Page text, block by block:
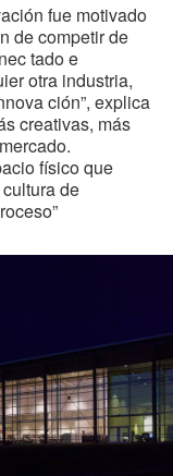
fue motivado
de competir de
tado e
otra industria,
ción”, explica
creativas, más
físico que
de